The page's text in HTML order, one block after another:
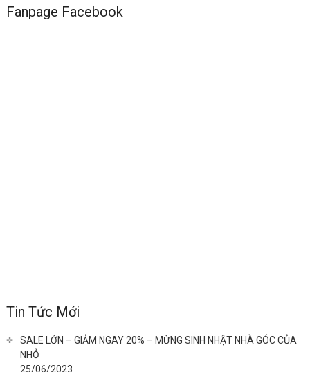
Fanpage Facebook
Tin Tức Mới
SALE LỚN – GIẢM NGAY 20% – MỪNG SINH NHẬT NHÀ GÓC CỦA
NHỎ
25/06/2023